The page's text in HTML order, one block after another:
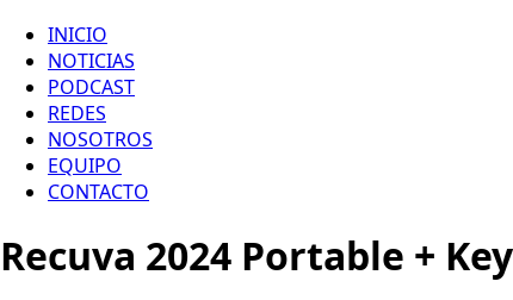
INICIO
NOTICIAS
PODCAST
REDES
NOSOTROS
EQUIPO
CONTACTO
Recuva 2024 Portable +